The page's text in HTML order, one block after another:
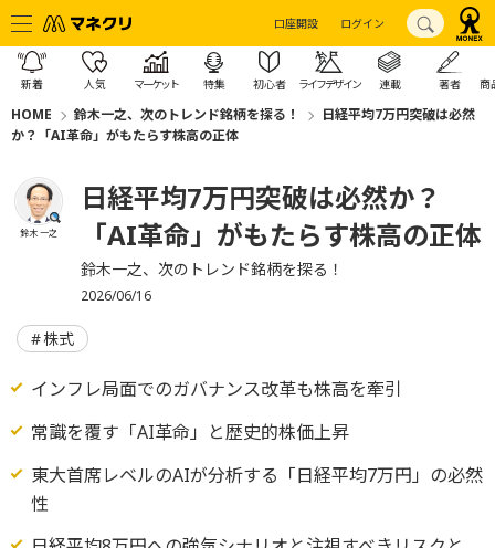
口座開設 ログイン
新着 人気 マーケット 特集 初心者 ライフデザイン 連載 著者 商
HOME 鈴木一之、次のトレンド銘柄を探る！
日経平均7万円突破は必然
か？「AI革命」がもたらす株高の正体
鈴木 一之
日経平均7万円突破は必然か？
「AI革命」がもたらす株高の正体
鈴木一之、次のトレンド銘柄を探る！
2026/06/16
株式
インフレ局面でのガバナンス改革も株高を牽引
常識を覆す「AI革命」と歴史的株価上昇
東大首席レベルのAIが分析する「日経平均7万円」の必然
性